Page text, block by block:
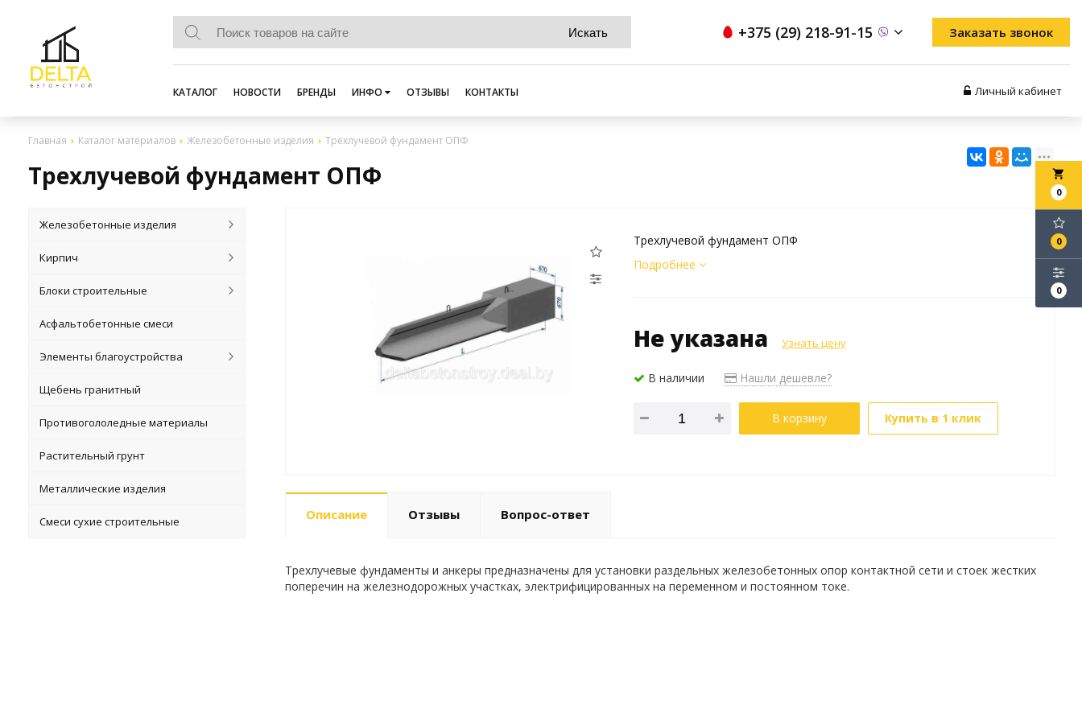
+375 (29) 218-91-15 Заказать звонок
КАТАЛОГ НОВОСТИ БРЕНДЫ ИНФО ОТЗЫВЫ КОНТАКТЫ Личный кабинет
Главная Каталог материалов Железобетонные изделия Трехлучевой фундамент ОПФ
Трехлучевой фундамент ОПФ local_grocery_store
0
0
0
Железобетонные изделия
Кирпич
Блоки строительные
Асфальтобетонные смеси
Элементы благоустройства
Щебень гранитный
Противогололедные материалы
Растительный грунт
Металлические изделия
Смеси сухие строительные
Трехлучевой фундамент ОПФ
Подробнее
Не указана Узнать цену
В наличии Нашли дешевле?
В корзину Купить в 1 клик
Описание Отзывы Вопрос-ответ
Трехлучевые фундаменты и анкеры предназначены для установки раздельных железобетонных опор контактной сети и стоек жестких
поперечин на железнодорожных участках, электрифицированных на переменном и постоянном токе.